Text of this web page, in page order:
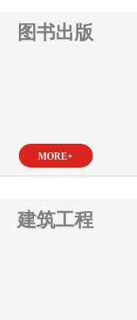
图书出版
MORE+
建筑工程